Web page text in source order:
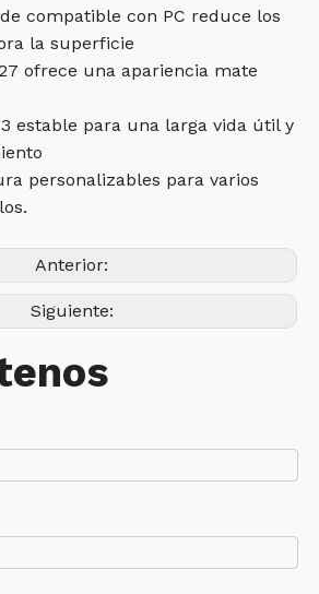
compatible con PC reduce los
la superficie
ofrece una apariencia mate
estable para una larga vida útil y
personalizables para varios
Anterior:
Siguiente: